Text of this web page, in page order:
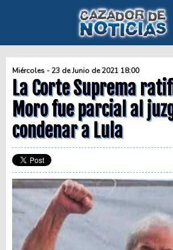
Miércoles - 23 de Junio de 2021 18:00
La Corte Suprema
Moro fue parcial al
condenar a Lula